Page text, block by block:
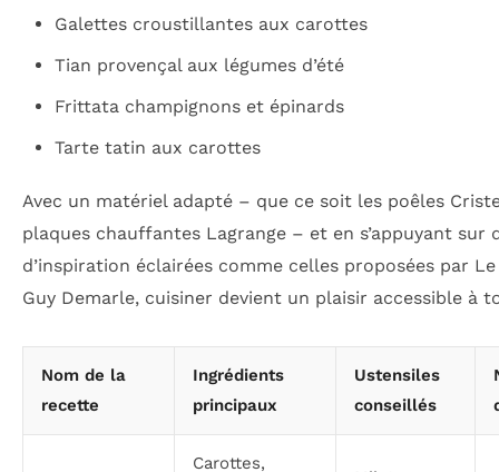
Galettes croustillantes aux carottes
Tian provençal aux légumes d’été
Frittata champignons et épinards
Tarte tatin aux carottes
Avec un matériel adapté – que ce soit les poêles
plaques chauffantes Lagrange – et en s’appuyant sur
d’inspiration éclairées comme celles proposées par
Guy Demarle, cuisiner devient un plaisir accessible à
Nom de la
recette
Ingrédients
principaux
Ustensiles
conseillés
Carottes,